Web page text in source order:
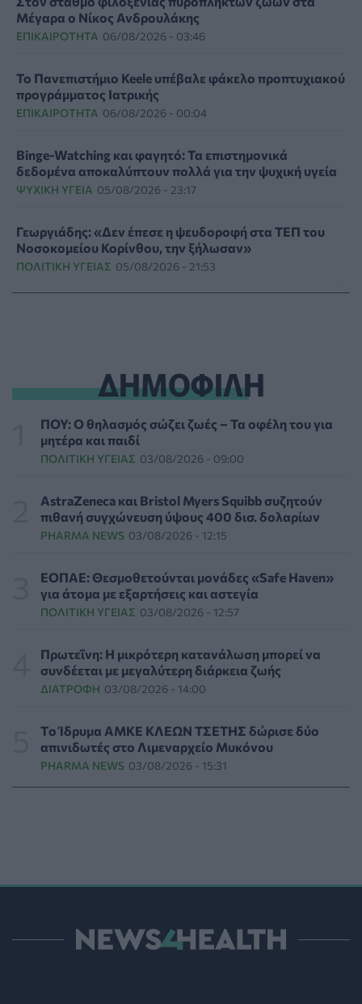
Μέγαρα ο Νίκος Ανδρουλάκης
ΕΠΙΚΑΙΡΌΤΗΤΑ 06/08/2026 - 03:46
Το Πανεπιστήμιο Keele υπέβαλε φάκελο προπτυχιακού
προγράμματος Ιατρικής
ΕΠΙΚΑΙΡΌΤΗΤΑ 06/08/2026 - 00:04
Binge-Watching και φαγητό: Τα επιστημονικά
δεδομένα αποκαλύπτουν πολλά για την ψυχική υγεία
ΨΥΧΙΚΉ ΥΓΕΊΑ 05/08/2026 - 23:17
Γεωργιάδης: «Δεν έπεσε η ψευδοροφή στα ΤΕΠ του
Νοσοκομείου Κορίνθου, την ξήλωσαν»
ΠΟΛΙΤΙΚΉ ΥΓΕΊΑΣ 05/08/2026 - 21:53
Τύποι, συμπτώματα και αντιμετώπιση της
φωτοευαισθησίας - Χρήσιμες ερωταπαντήσεις
ΥΓΕΊΑ 05/08/2026 - 20:42
δάσους κάηκαν σε λίγες μόνο μέρες
ΕΠΙΚΑΙΡΌΤΗΤΑ 05/08/2026 - 20:16
διακομιδών στη Στερεά Ελλάδα με τα νέα
ασθενοφόρα»
ΠΟΛΙΤΙΚΉ ΥΓΕΊΑΣ 05/08/2026 - 19:49
Οι πέντε λόγοι για τους οποίους η διατροφή πρέπει να
καθοδηγείται από κλινικό διαιτολόγο
HEALTH TALK 05/08/2026 - 18:59
Ψυχοκοινωνική υποστήριξη στους πυρόπληκτους της
Δυτικής Αττικής από τον ΕΕΣ
ΕΠΙΚΑΙΡΌΤΗΤΑ 05/08/2026 - 18:34
ΕΠΙΚΑΙΡΌΤΗΤΑ 05/08/2026 - 17:39
ΔΗΜΟΦΙΛΗ
ΠΟΥ: Ο θηλασμός σώζει ζωές – Τα οφέλη του για
μητέρα και παιδί
ΠΟΛΙΤΙΚΉ ΥΓΕΊΑΣ 03/08/2026 - 09:00
AstraZeneca και Bristol Myers Squibb συζητούν
πιθανή συγχώνευση ύψους 400 δισ. δολαρίων
PHARMA NEWS 03/08/2026 - 12:15
ΕΟΠΑΕ: Θεσμοθετούνται μονάδες «Safe Haven»
για άτομα με εξαρτήσεις και αστεγία
ΠΟΛΙΤΙΚΉ ΥΓΕΊΑΣ 03/08/2026 - 12:57
Πρωτεΐνη: Η μικρότερη κατανάλωση μπορεί να
συνδέεται με μεγαλύτερη διάρκεια ζωής
ΔΙΑΤΡΟΦΉ 03/08/2026 - 14:00
Tο Ίδρυμα ΑΜΚΕ ΚΛΕΩΝ ΤΣΕΤΗΣ δώρισε δύο
απινιδωτές στο Λιμεναρχείο Μυκόνου
PHARMA NEWS 03/08/2026 - 15:31